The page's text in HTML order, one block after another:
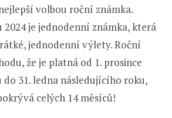
volbou roční známka.
je jednodenní známka, která
jednodenní výlety. Roční
že je platná od 1. prosince
31. ledna následujícího roku,
celých 14 měsíců!